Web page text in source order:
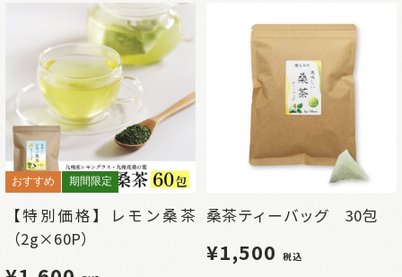
おすすめ 期間限定
【特別価格】レモン桑茶
（2g×60P）
桑茶ティーバッグ 30包
¥1,500 税込